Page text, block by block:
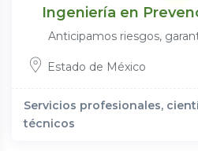
Ingeniería en
Anticipamos riesgos,
Estado de México
Servicios profesionales,
técnicos